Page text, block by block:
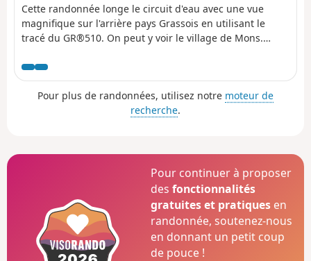
Cette randonnée longe le circuit d'eau avec une vue
magnifique sur l'arrière pays Grassois en utilisant le
tracé du GR®510. On peut y voir le village de Mons.
prévoir un véhicule à l'arrivée à Saint-Vallier-de-Thiey
Pour plus de randonnées, utilisez notre moteur de
recherche.
Pour continuer à proposer
desfonctionnalités
gratuites et pratiques en
randonnée, soutenez-nous
en donnant un petit coup
de pouce !